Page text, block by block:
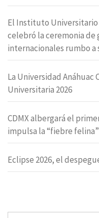
El Instituto Universitario
celebró la ceremonia de
internacionales rumbo a
La Universidad Anáhuac
Universitaria 2026
CDMX albergará el
impulsa la “fiebre
Eclipse 2026, el